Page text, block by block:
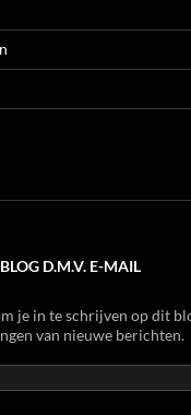
D.M.V. E-MAIL
je in te schrijven op dit
van nieuwe berichten.